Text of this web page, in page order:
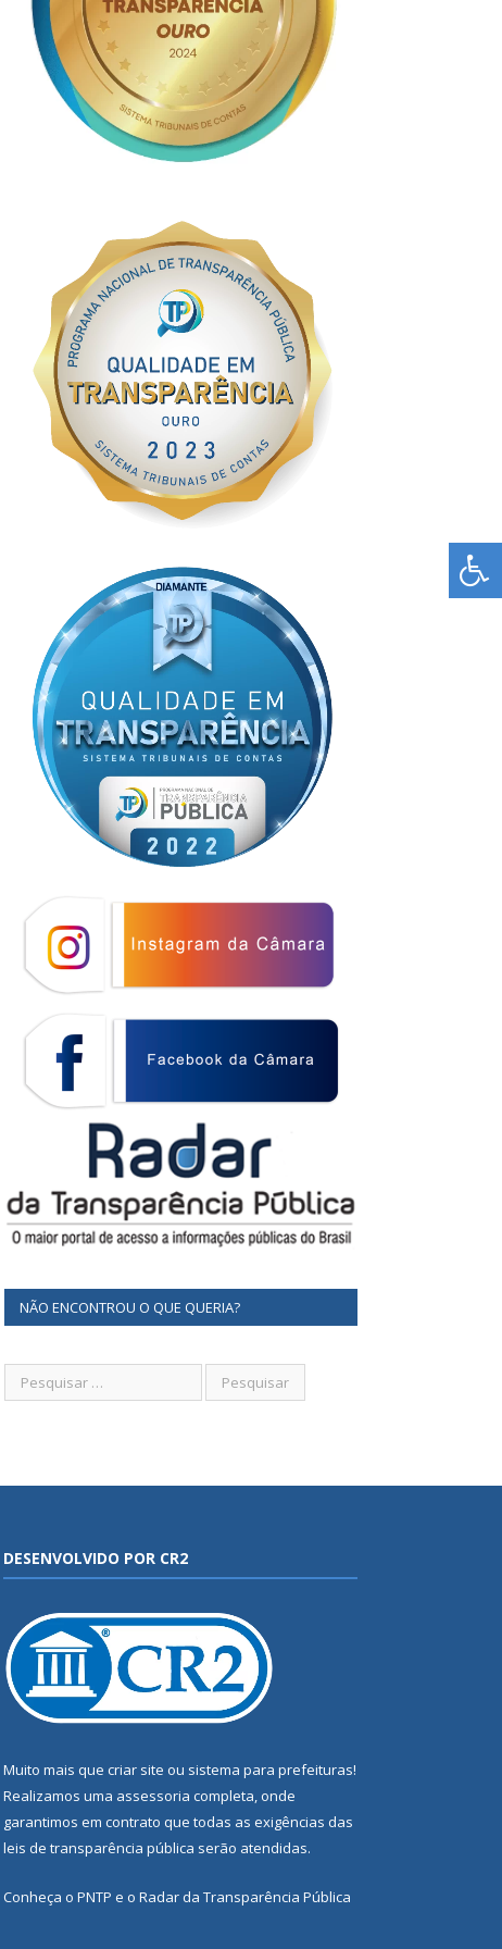
NÃO ENCONTROU O QUE QUERIA?
DESENVOLVIDO POR CR2
Muito mais que criar site ou sistema para prefeituras!
Realizamos uma assessoria completa, onde
garantimos em contrato que todas as exigências das
leis de transparência pública serão atendidas.
Conheça o PNTP e o Radar da Transparência Pública